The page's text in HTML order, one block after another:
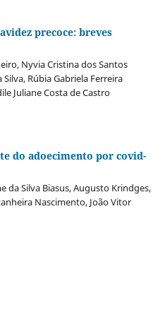
precoce: breves
Nyvia Cristina dos Santos
Rúbia Gabriela Ferreira
Juliane Costa de Castro
do adoecimento por covid-
da Silva Biasus, Augusto Krindges,
Nascimento, João Vitor